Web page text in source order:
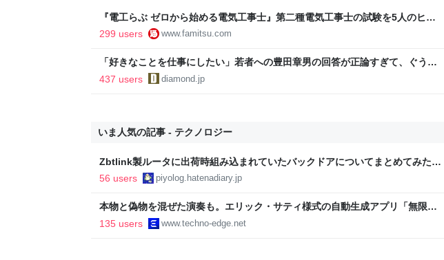
『電工らぶ ゼロから始める電気工事士』第二種電気工事士の試験を5人のヒロ
インと勉強。青春しながら“過去問1000問”や“本番形式CBT模擬試験”で本格的
に学べるノベルゲーム | ゲーム・エンタメ最新情報のファミ通.com
299 users www.famitsu.com
「好きなことを仕事にしたい」若者への豊田章男の回答が正論すぎて、ぐうの
音も出なかった
437 users diamond.jp
いま人気の記事 - テクノロジー
Zbtlink製ルータに出荷時組み込まれていたバックドアについてまとめてみた -
piyolog
56 users piyolog.hatenadiary.jp
本物と偽物を混ぜた演奏も。エリック・サティ様式の自動生成アプリ「無限サ
ティ機関」をClaude Codeで作って公開した（CloseBox） | テクノエッジ
TechnoEdge
135 users www.techno-edge.net